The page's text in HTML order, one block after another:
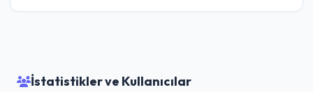
İstatistikler ve Kullanıcılar